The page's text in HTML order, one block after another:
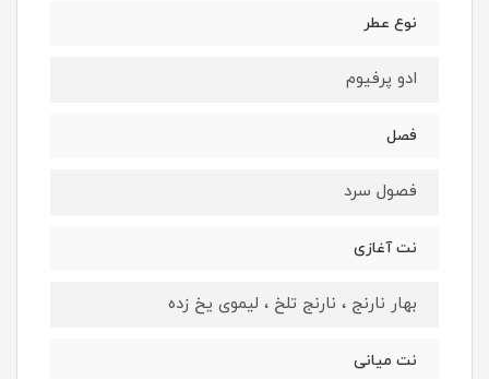
نوع عطر
ادو پرفیوم
فصل
فصول سرد
نت آغازی
بهار نارنج ، نارنج تلخ ، لیموی یخ زده
نت میانی